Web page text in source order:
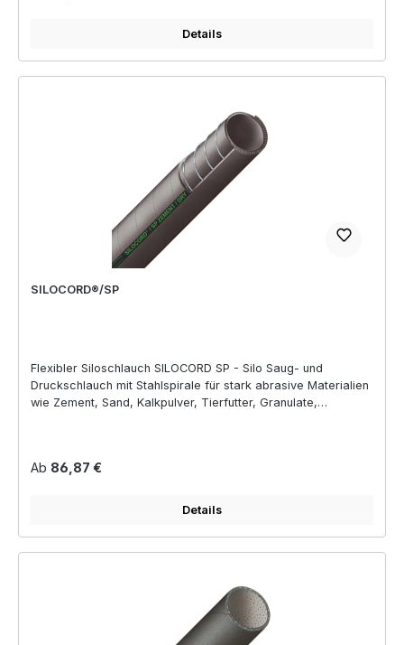
Details
SILOCORD®/SP
Flexibler Siloschlauch SILOCORD SP - Silo Saug- und
Druckschlauch mit Stahlspirale für stark abrasive Materialien
wie Zement, Sand, Kalkpulver, Tierfutter, Granulate,
Regulärer Preis:
Ab 86,87 €
Details